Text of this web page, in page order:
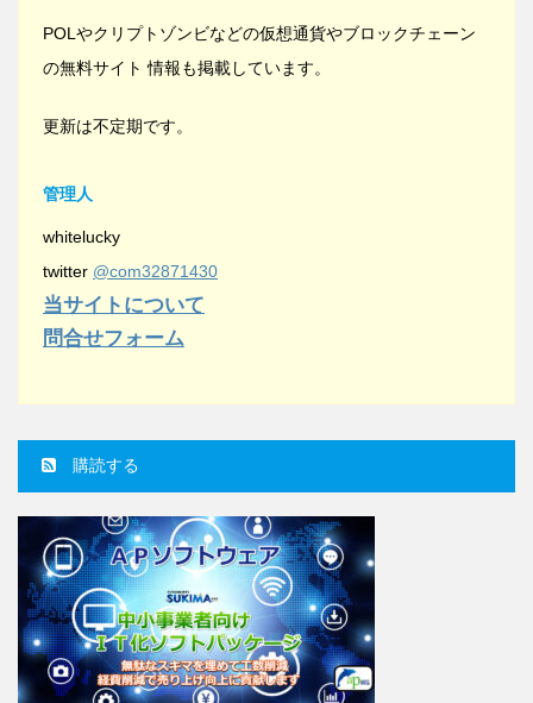
POLやクリプトゾンビなどの仮想通貨やブロックチェーン
の無料サイト 情報も掲載しています。
更新は不定期です。
管理人
whitelucky
twitter @com32871430
当サイトについて
問合せフォーム
購読する